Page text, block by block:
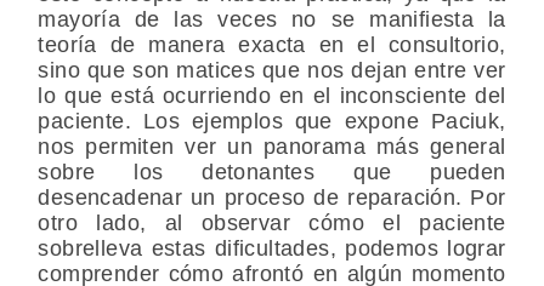
mayoría de las veces no se manifiesta la
teoría de manera exacta en el consultorio,
sino que son matices que nos dejan entre ver
lo que está ocurriendo en el inconsciente del
paciente. Los ejemplos que expone Paciuk,
nos permiten ver un panorama más general
sobre los detonantes que pueden
desencadenar un proceso de reparación. Por
otro lado, al observar cómo el paciente
sobrelleva estas dificultades, podemos lograr
comprender cómo afrontó en algún momento